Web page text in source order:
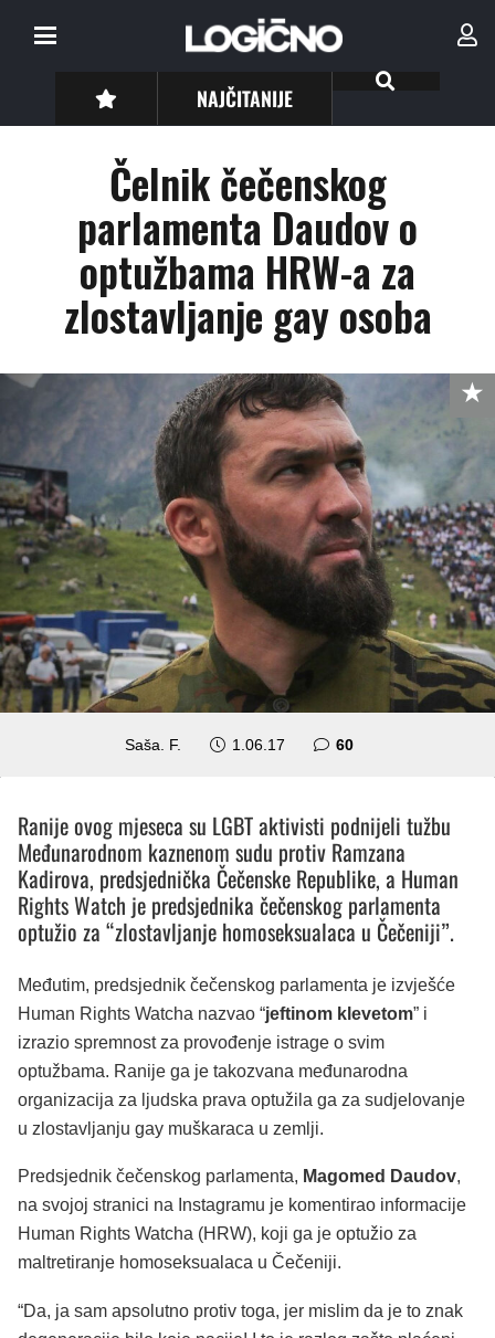
NAJČITANIJE
Čelnik čečenskog
parlamenta Daudov o
optužbama HRW-a za
zlostavljanje gay osoba
Saša. F. 1.06.17 60komentara
Ranije ovog mjeseca su LGBT aktivisti podnijeli tužbu
Međunarodnom kaznenom sudu protiv Ramzana
Kadirova, predsjednička Čečenske Republike, a Human
Rights Watch je predsjednika čečenskog parlamenta
optužio za “zlostavljanje homoseksualaca u Čečeniji”.
Međutim, predsjednik čečenskog parlamenta je izvješće
Human Rights Watcha nazvao “jeftinom klevetom” i
izrazio spremnost za provođenje istrage o svim
optužbama. Ranije ga je takozvana međunarodna
organizacija za ljudska prava optužila ga za sudjelovanje
u zlostavljanju gay muškaraca u zemlji.
Predsjednik čečenskog parlamenta, Magomed Daudov,
na svojoj stranici na Instagramu je komentirao informacije
Human Rights Watcha (HRW), koji ga je optužio za
maltretiranje homoseksualaca u Čečeniji.
“Da, ja sam apsolutno protiv toga, jer mislim da je to znak